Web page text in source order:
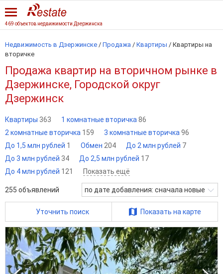
469 объектов недвижимости Дзержинска
Недвижимость в Дзержинске / Продажа / Квартиры / Квартиры на
вторичке
Продажа квартир на вторичном рынке в
Дзержинске, Городской округ
Дзержинск
Квартиры 363 1 комнатные вторичка 86
2 комнатные вторичка 159 3 комнатные вторичка 96
До 1,5 млн рублей 1 Обмен 204 До 2 млн рублей 7
До 3 млн рублей 34 До 2,5 млн рублей 17
До 4 млн рублей 121 Показать ещё
255 объявлений по дате добавления: сначала новые
Уточнить поиск Показать на карте